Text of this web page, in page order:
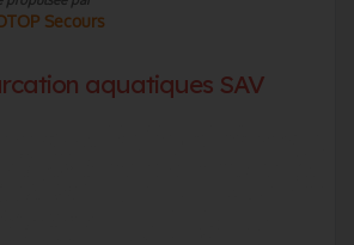
Secours
aquatiques SAV